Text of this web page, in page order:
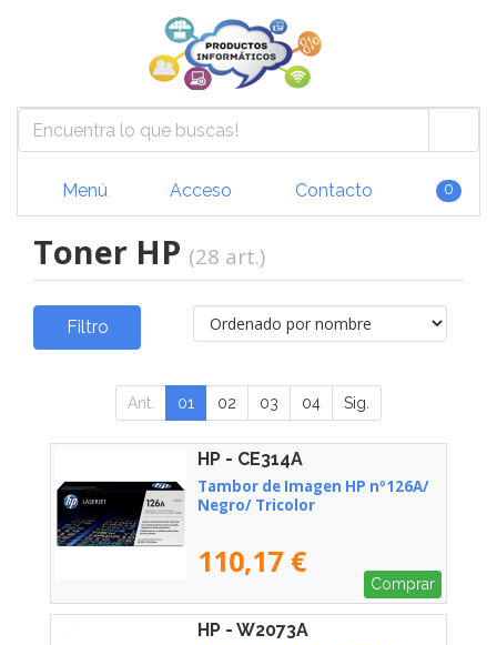
Menú Acceso Contacto 0
Toner HP (28 art.)
Filtro
Ant. 01 02 03 04 Sig.
HP - CE314A
Tambor de Imagen HP nº126A/
Negro/ Tricolor
110,17 €
Comprar
HP - W2073A